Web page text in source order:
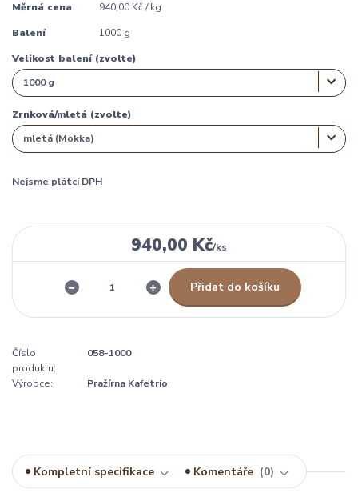
Měrná cena 940,00 Kč / kg
Balení 1000 g
Velikost balení (zvolte)
Zrnková/mletá (zvolte)
Nejsme plátci DPH
940,00 Kč/ks
Přidat do košíku
Číslo
produktu:
058-1000
Výrobce: Pražírna Kafetrio
Kompletní specifikace Komentáře 0